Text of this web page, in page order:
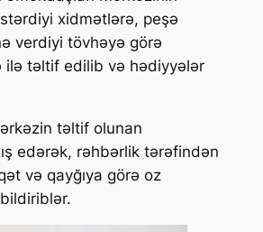
xidmətlərə, peşə
verdiyi tövhəyə görə
ilə təltif edilib və hədiyyələr
təltif olunan
edərək, rəhbərlik tərəfindən
və qayğıya görə oz